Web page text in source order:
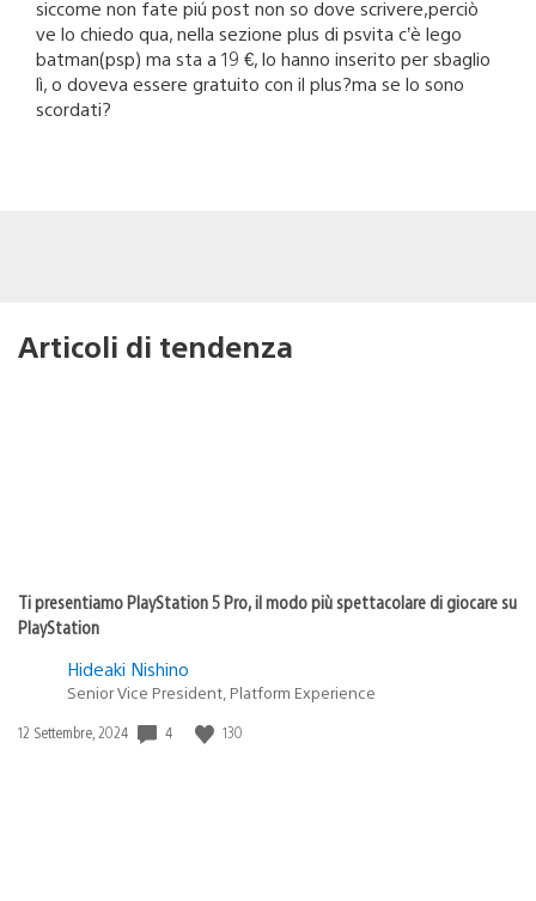
siccome non fate piú post non so dove scrivere,perciò
ve lo chiedo qua, nella sezione plus di psvita c’è lego
batman(psp) ma sta a 19 €, lo hanno inserito per sbaglio
lì, o doveva essere gratuito con il plus?ma se lo sono
scordati?
Articoli di tendenza
Ti presentiamo PlayStation 5 Pro, il modo più spettacolare di giocare su
PlayStation
Hideaki Nishino
Senior Vice President, Platform Experience
Data
12 Settembre, 2024 4 130